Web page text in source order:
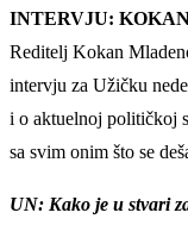
INTERVJU:
Reditelj Kokan
intervju za Užičku
i o aktuelnoj političkoj
sa svim onim što se
UN: Kako je u stvari